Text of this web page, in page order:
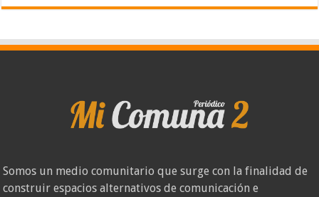
Somos un medio comunitario que surge con la finalidad de
construir espacios alternativos de comunicación e